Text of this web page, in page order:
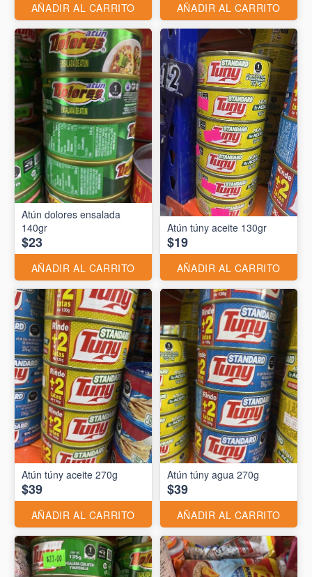
AÑADIR AL CARRITO AÑADIR AL CARRITO
Atún dolores ensalada
140gr
$23
AÑADIR AL CARRITO
Atún túny aceite 130gr
$19
AÑADIR AL CARRITO
Atún túny aceite 270g
$39
AÑADIR AL CARRITO
Atún túny agua 270g
$39
AÑADIR AL CARRITO